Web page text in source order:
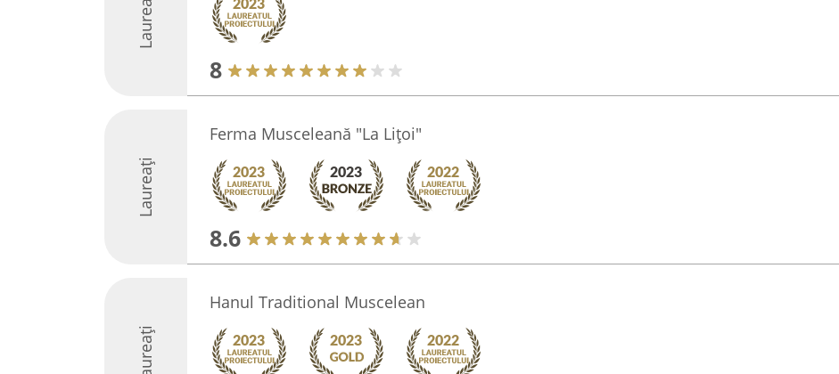
Laureați
8
Laureați
Ferma Musceleană "La Lițoi"
8.6
Laureați
Hanul Traditional Muscelean